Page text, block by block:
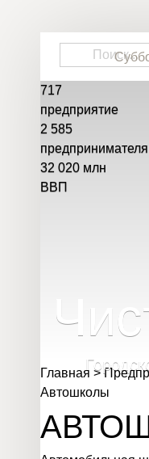
717
предприятие
2 585
предпринимателя
32 020 млн
ВВП
Главная >
Автошколы